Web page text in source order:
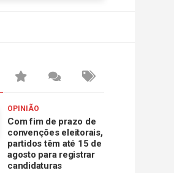
OPINIÃO
Com fim de prazo de
convenções eleitorais,
partidos têm até 15 de
agosto para registrar
candidaturas